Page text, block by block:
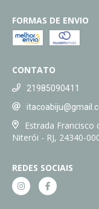
FORMAS DE ENVIO
CONTATO
21985090411
Estrada Francisco
Niterói - RJ, 24340-
REDES SOCIAIS